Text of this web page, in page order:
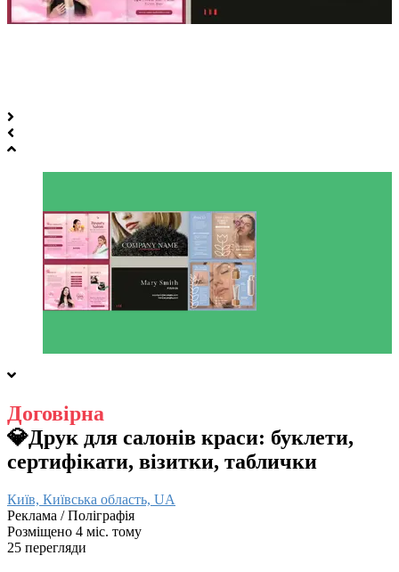
Договірна
💎Друк для салонів краси: буклети,
сертифікати, візитки, таблички
Київ, Київська область, UA
Реклама / Поліграфія
Розміщено 4 міс. тому
25 перегляди